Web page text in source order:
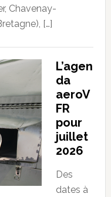
Chavenay-
[…]
L’agen
da
aeroV
FR
pour
juillet
2026
Des
dates à